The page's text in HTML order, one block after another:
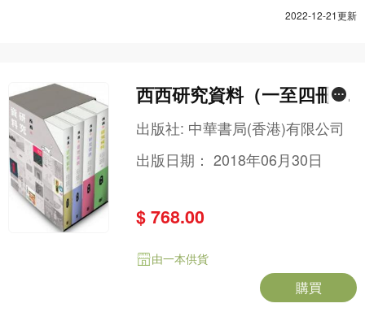
2022-12-21更新
西西研究資料（一至四冊盒
裝）
出版社: 中華書局(香港)有限公司
出版日期：2018年06月30日
$ 768.00
由一本供貨
購買